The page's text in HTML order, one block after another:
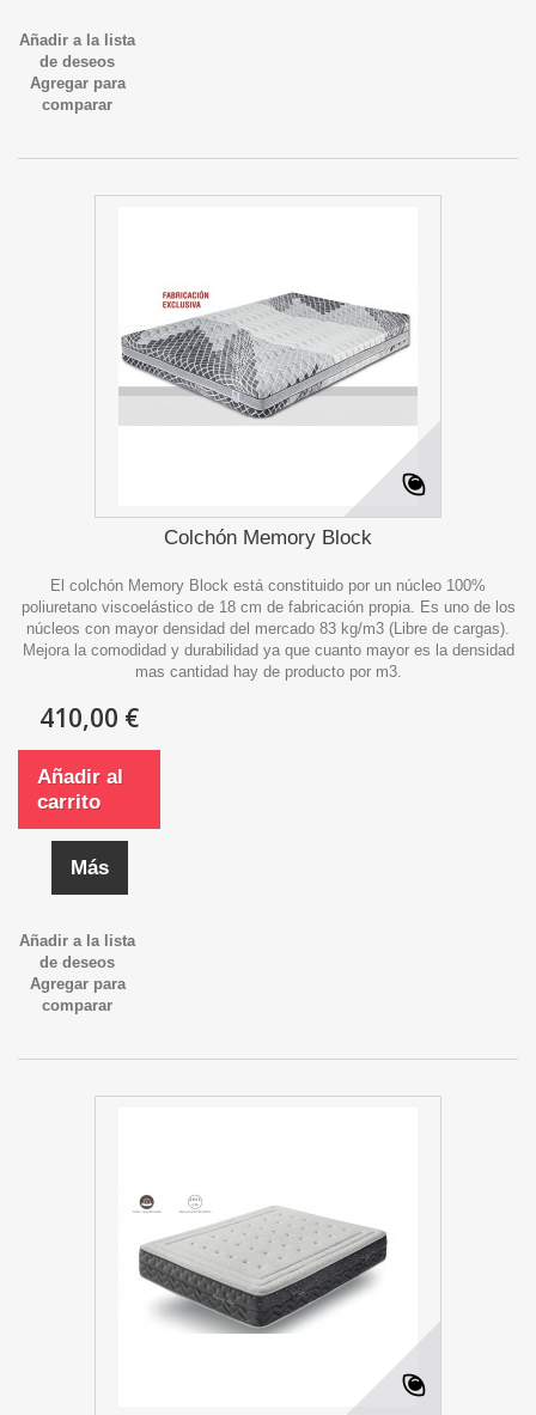
Añadir a la lista
de deseos
Agregar para
comparar
Colchón Memory Block
El colchón Memory Block está constituido por un núcleo 100%
poliuretano viscoelástico de 18 cm de fabricación propia. Es uno de los
núcleos con mayor densidad del mercado 83 kg/m3 (Libre de cargas).
Mejora la comodidad y durabilidad ya que cuanto mayor es la densidad
mas cantidad hay de producto por m3.
410,00 €
Añadir al
carrito
Más
Añadir a la lista
de deseos
Agregar para
comparar